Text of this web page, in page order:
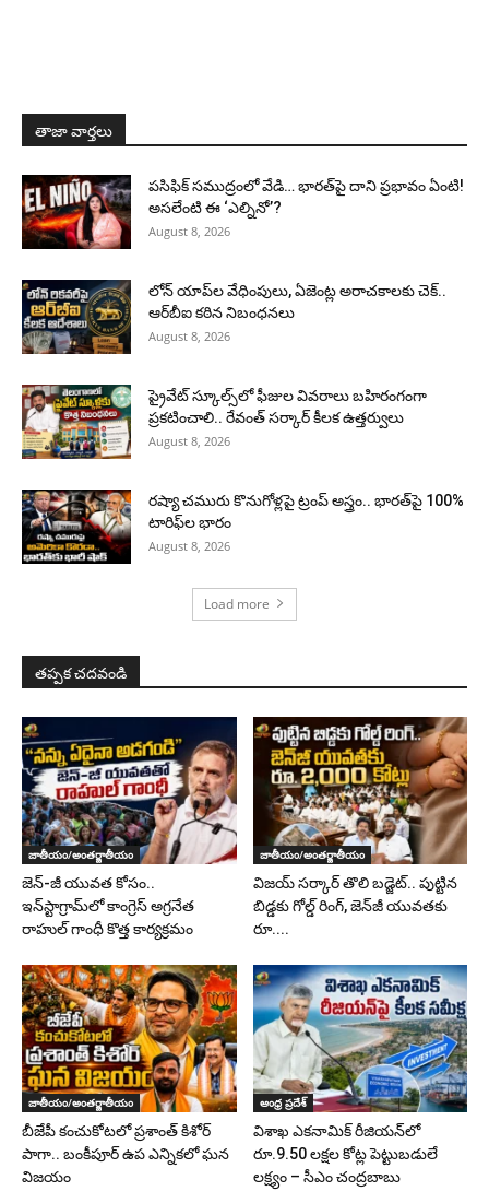
తాజా వార్తలు
పసిఫిక్ సముద్రంలో వేడి… భారత్‌పై దాని ప్రభావం ఏంటి!
అసలేంటి ఈ ‘ఎల్నినో’?
August 8, 2026
లోన్ యాప్‌ల వేధింపులు, ఏజెంట్ల అరాచకాలకు చెక్..
ఆర్‌బీఐ కఠిన నిబంధనలు
August 8, 2026
ప్రైవేట్ స్కూల్స్‌లో ఫీజుల వివరాలు బహిరంగంగా
ప్రకటించాలి.. రేవంత్ సర్కార్ కీలక ఉత్తర్వులు
August 8, 2026
రష్యా చమురు కొనుగోళ్లపై ట్రంప్ అస్త్రం.. భారత్‌పై 100%
టారిఫ్‌ల భారం
August 8, 2026
Load more
తప్పక చదవండి
జాతీయం/అంతర్జాతీయం
జెన్-జీ యువత కోసం..
ఇన్‌స్టాగ్రామ్‌లో కాంగ్రెస్ అగ్రనేత
రాహుల్ గాంధీ కొత్త కార్యక్రమం
జాతీయం/అంతర్జాతీయం
విజయ్ సర్కార్ తొలి బడ్జెట్.. పుట్టిన
బిడ్డకు గోల్డ్ రింగ్, జెన్‌జీ యువతకు
రూ....
జాతీయం/అంతర్జాతీయం
బీజేపీ కంచుకోటలో ప్రశాంత్ కిశోర్
పాగా.. బంకీపూర్ ఉప ఎన్నికలో ఘన
విజయం
ఆంధ్ర ప్రదేశ్
విశాఖ ఎకనామిక్ రీజియన్‌లో
రూ.9.50 లక్షల కోట్ల పెట్టుబడులే
లక్ష్యం – సీఎం చంద్రబాబు